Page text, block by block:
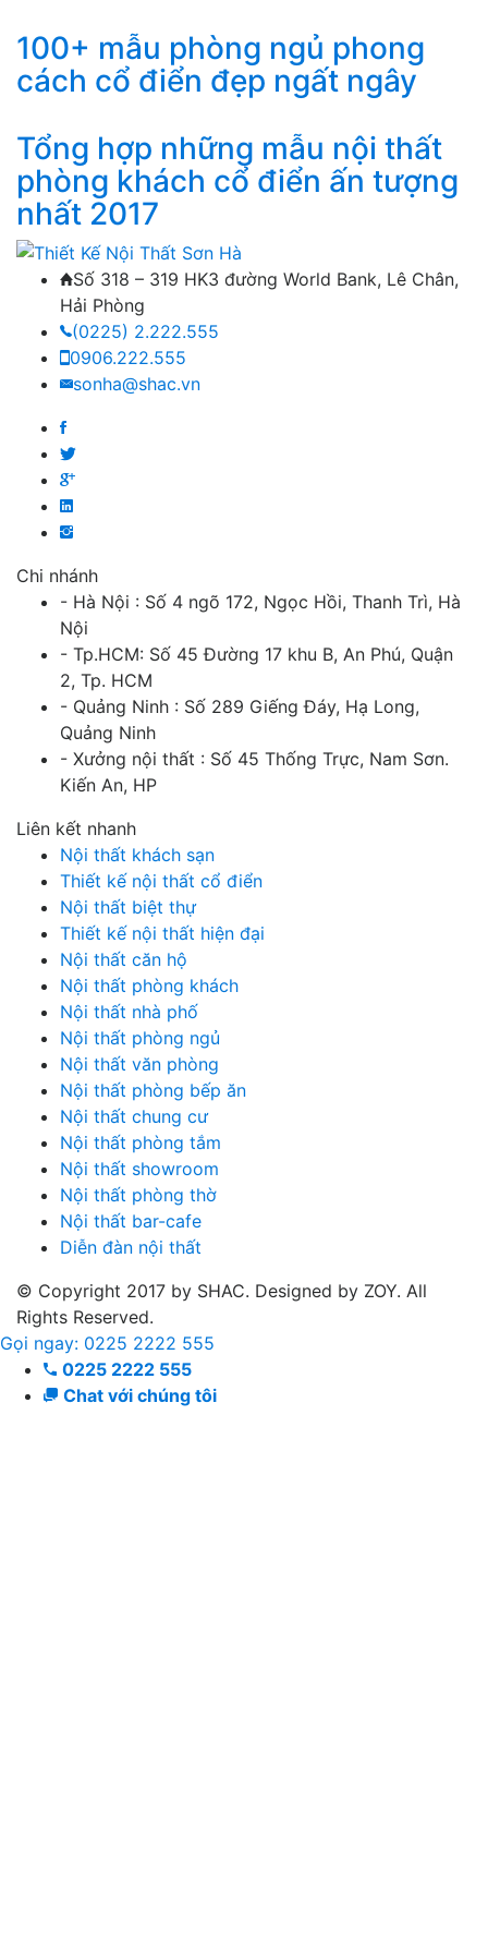
100+ mẫu phòng ngủ phong
cách cổ điển đẹp ngất ngây
Tổng hợp những mẫu nội thất
phòng khách cổ điển ấn tượng
nhất 2017
Số 318 – 319 HK3 đường World Bank, Lê Chân,
Hải Phòng
(0225) 2.222.555
0906.222.555
sonha@shac.vn
Chi nhánh
- Hà Nội : Số 4 ngõ 172, Ngọc Hồi, Thanh Trì, Hà
Nội
- Tp.HCM: Số 45 Đường 17 khu B, An Phú, Quận
2, Tp. HCM
- Quảng Ninh : Số 289 Giếng Đáy, Hạ Long,
Quảng Ninh
- Xưởng nội thất : Số 45 Thống Trực, Nam Sơn.
Kiến An, HP
Liên kết nhanh
Nội thất khách sạn
Thiết kế nội thất cổ điển
Nội thất biệt thự
Thiết kế nội thất hiện đại
Nội thất căn hộ
Nội thất phòng khách
Nội thất nhà phố
Nội thất phòng ngủ
Nội thất văn phòng
Nội thất phòng bếp ăn
Nội thất chung cư
Nội thất phòng tắm
Nội thất showroom
Nội thất phòng thờ
Nội thất bar-cafe
Diễn đàn nội thất
© Copyright 2017 by SHAC. Designed by ZOY. All
Rights Reserved.
Gọi ngay: 0225 2222 555
0225 2222 555
Chat với chúng tôi